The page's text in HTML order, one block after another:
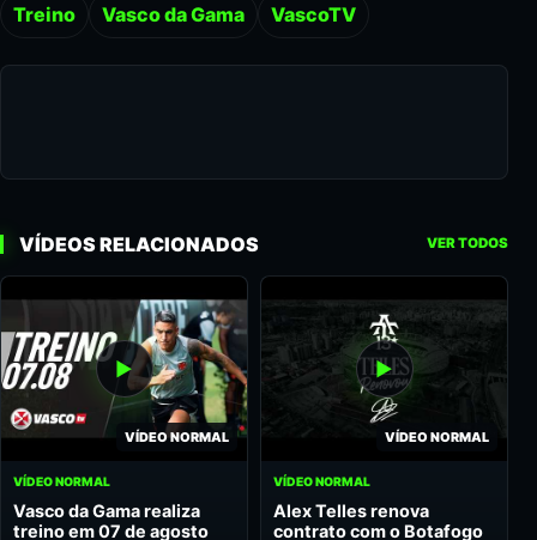
Treino
Vasco da Gama VascoTV
VÍDEOS RELACIONADOS VER TODOS
VÍDEO NORMAL
VÍDEO NORMAL
Vasco da Gama realiza
treino em 07 de agosto
VÍDEO NORMAL
VÍDEO NORMAL
Alex Telles renova
contrato com o Botafogo